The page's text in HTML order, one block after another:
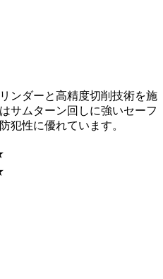
ンダーと高精度切削技術を施
サムターン回しに強いセーフ
犯性に優れています。